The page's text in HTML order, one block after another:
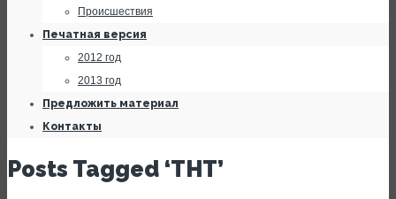
Происшествия
Печатная версия
2012 год
2013 год
Предложить материал
Контакты
Posts Tagged ‘ТНТ’